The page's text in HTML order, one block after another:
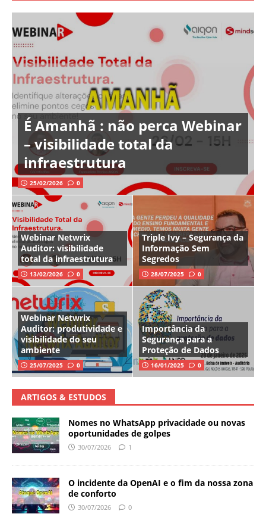
É Amanhã : não perca Webinar
– visibilidade total da
infraestrutura
25/02/2026 0
Webinar Netwrix
Auditor: visibilidade
total da infraestrutura
13/02/2026 0
Triple Ivy – Segurança da
Informação Sem
Segredos
28/07/2025 0
Webinar Netwrix
Auditor: produtividade e
visibilidade do seu
ambiente
25/07/2025 0
Importância da
Segurança para a
Proteção de Dados
16/01/2025 0
ARTIGOS & ESTUDOS
Nomes no WhatsApp privacidade ou novas
oportunidades de golpes
30/07/2026 1
O incidente da OpenAI e o fim da nossa zona
de conforto
30/07/2026 0